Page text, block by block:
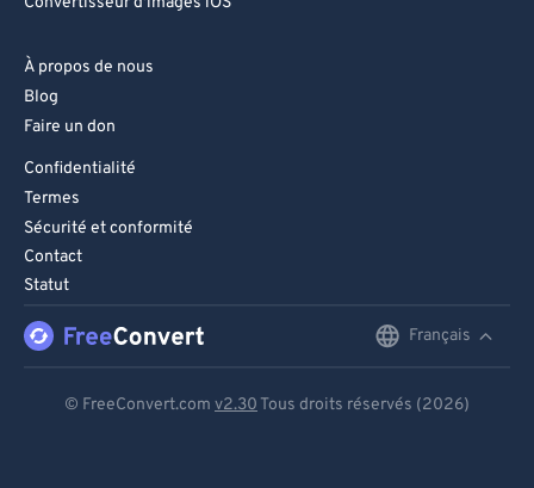
À propos de nous
Blog
Faire un don
Confidentialité
Termes
Sécurité et conformité
Contact
Statut
Français
© FreeConvert.com v2.30 Tous droits réservés (2026)